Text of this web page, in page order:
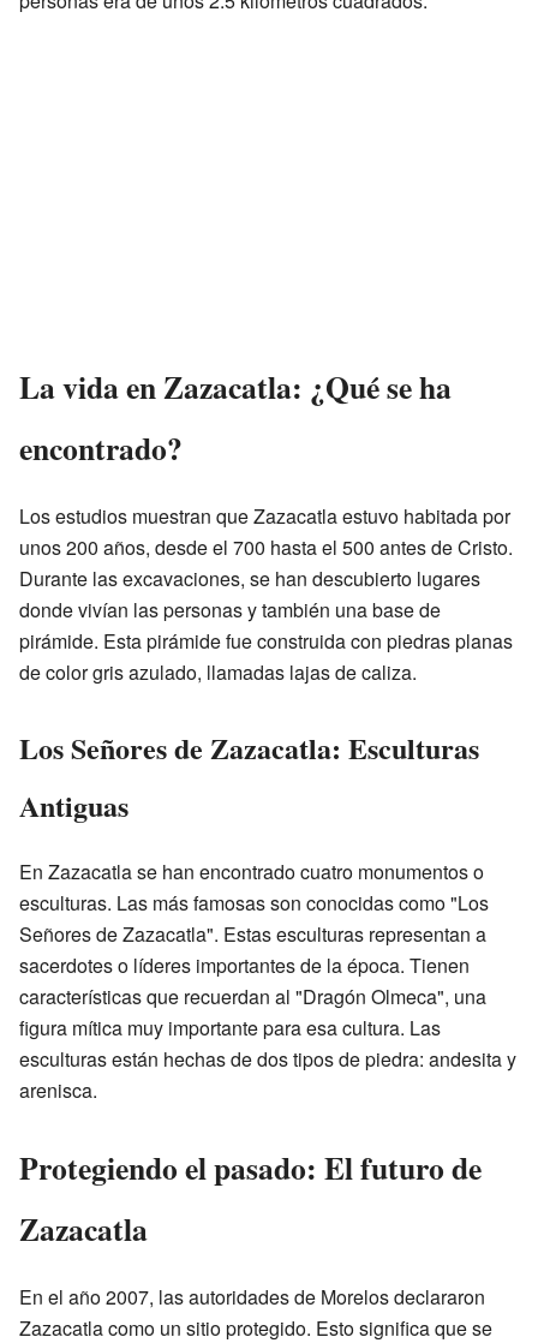
La vida en Zazacatla: ¿Qué se ha
encontrado?
Los estudios muestran que Zazacatla estuvo habitada por
unos 200 años, desde el 700 hasta el 500 antes de Cristo.
Durante las excavaciones, se han descubierto lugares
donde vivían las personas y también una base de
pirámide. Esta pirámide fue construida con piedras planas
de color gris azulado, llamadas lajas de caliza.
Los Señores de Zazacatla: Esculturas
Antiguas
En Zazacatla se han encontrado cuatro monumentos o
esculturas. Las más famosas son conocidas como "Los
Señores de Zazacatla". Estas esculturas representan a
sacerdotes o líderes importantes de la época. Tienen
características que recuerdan al "Dragón Olmeca", una
figura mítica muy importante para esa cultura. Las
esculturas están hechas de dos tipos de piedra: andesita y
arenisca.
Protegiendo el pasado: El futuro de
Zazacatla
En el año 2007, las autoridades de Morelos declararon
Zazacatla como un sitio protegido. Esto significa que se